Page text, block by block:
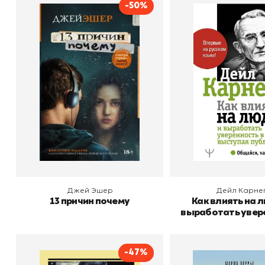
-50%
13 причин почему
Джей Эшер
Издательство
АСТ
В корзину
Джей Эшер
13 причин почему
Как влиять на
выработать
в себе,
Издательство
В корзину
Дейл
Как влиять на
выработать
-47%